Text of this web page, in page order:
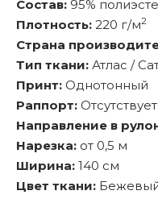
Состав: 95%
Плотность: 220 г/м2
Страна
Тип ткани: Атлас /
Принт: Однотонный
Раппорт: Отсутствует
Направление в
Нарезка: от 0,5 м
Ширина: 140 см
Цвет ткани: